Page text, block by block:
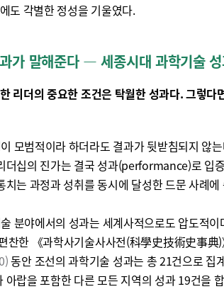
도 각별한 정성을 기울였다.
가 말해준다 ― 세종시대 과학기술
리더의 중요한 조건은 탁월한 성과다. 그렇다
모범적이라 하더라도 결과가 뒷받침되지 않
더십의 진가는 결국 성과(performance)로 입
치는 과정과 성취를 동시에 달성한 드문 사례에
분야에서의 성과는 세계사적으로도 압도적
찬한 《과학사기술사사전(科學史技術史事典
동안 조선의 과학기술 성과는 총 21건으로 집
아랍을 포함한 다른 모든 지역의 성과 19건을